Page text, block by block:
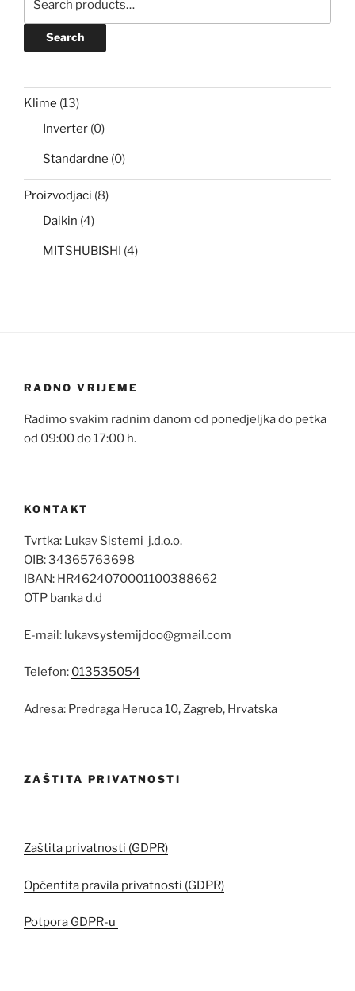
Search
Klime (13)
Inverter (0)
Standardne (0)
Proizvodjaci (8)
Daikin (4)
MITSHUBISHI (4)
RADNO VRIJEME
Radimo svakim radnim danom od ponedjeljka do petka
od 09:00 do 17:00 h.
KONTAKT
Tvrtka: Lukav Sistemi j.d.o.o.
OIB: 34365763698
IBAN: HR4624070001100388662
OTP banka d.d
E-mail: lukavsystemijdoo@gmail.com
Telefon: 013535054
Adresa: Predraga Heruca 10, Zagreb, Hrvatska
ZAŠTITA PRIVATNOSTI
Zaštita privatnosti (GDPR)
Općentita pravila privatnosti (GDPR)
Potpora GDPR-u